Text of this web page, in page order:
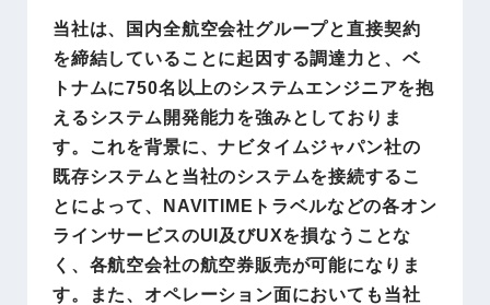
当社は、国内全航空会社グループと直接契約
を締結していることに起因する調達力と、ベ
トナムに750名以上のシステムエンジニアを抱
えるシステム開発能力を強みとしておりま
す。これを背景に、ナビタイムジャパン社の
既存システムと当社のシステムを接続するこ
とによって、NAVITIMEトラベルなどの各オン
ラインサービスのUI及びUXを損なうことな
く、各航空会社の航空券販売が可能になりま
す。また、オペレーション面においても当社